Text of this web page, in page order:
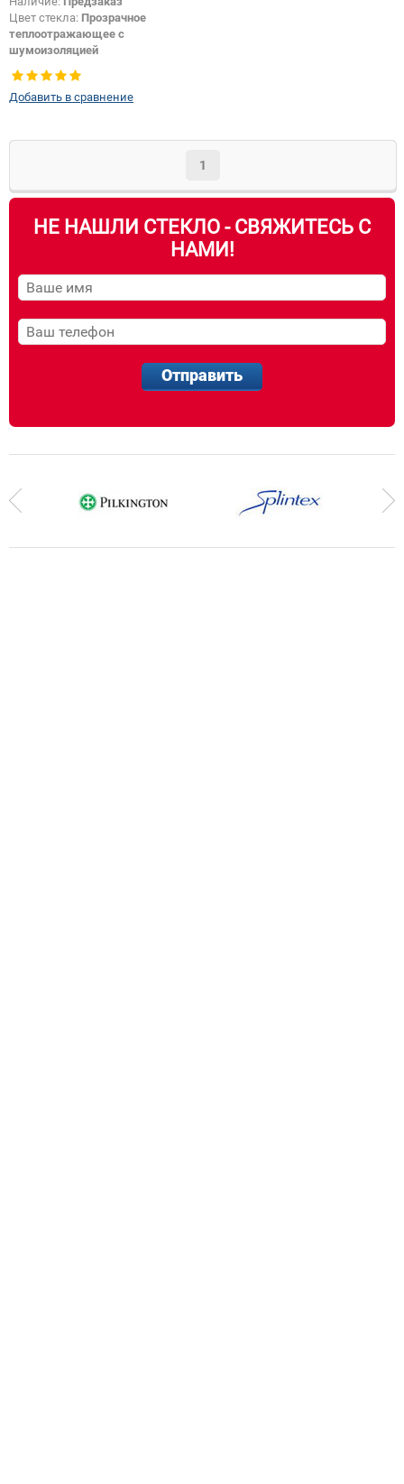
Цвет стекла: Прозрачное
теплоотражающее с
шумоизоляцией
Тип кузова: Хетчбек
Изменение камеры +
особенностей + шелкографии +
Добавить в сравнение
1
НЕ НАШЛИ СТЕКЛО - СВЯЖИТЕСЬ С
НАМИ!
Отправить